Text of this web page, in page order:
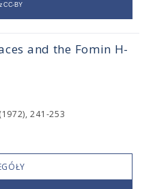
and the Fomin H-
241-253